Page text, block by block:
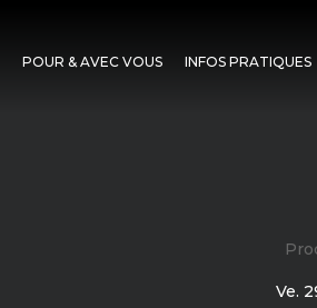
POUR & AVEC VOUS INFOS PRATIQUES
Ve.